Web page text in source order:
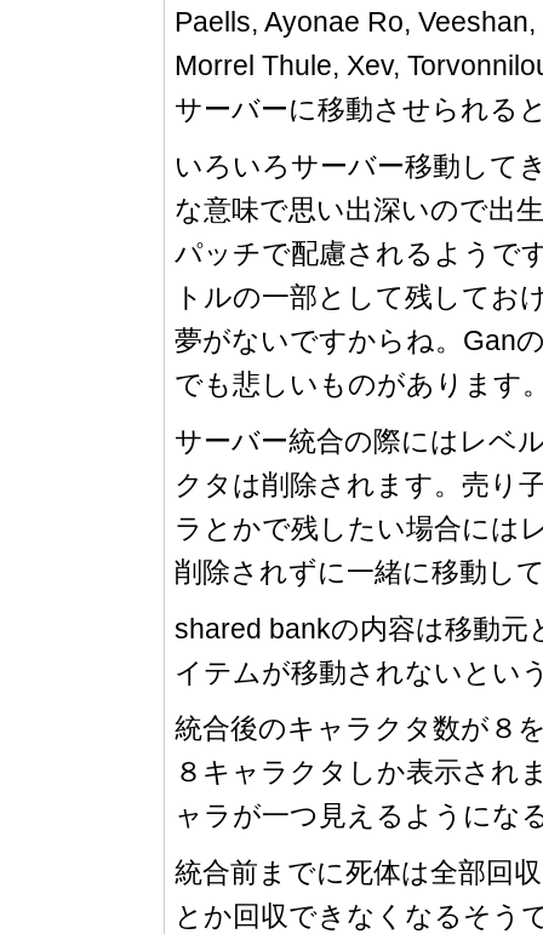
Paells, Ayonae Ro,
Morrel Thule, Xev,
サーバーに移動させられる
いろいろサーバー移動して
な意味で思い出深いので出
パッチで配慮されるようで
トルの一部として残してお
夢がないですからね。Gan
でも悲しいものがあります
サーバー統合の際にはレベ
クタは削除されます。売り
ラとかで残したい場合には
削除されずに一緒に移動し
shared bankの内容は移動
イテムが移動されないとい
統合後のキャラクタ数が８
８キャラクタしか表示され
ャラが一つ見えるようにな
統合前までに死体は全部回
とか回収できなくなるそう